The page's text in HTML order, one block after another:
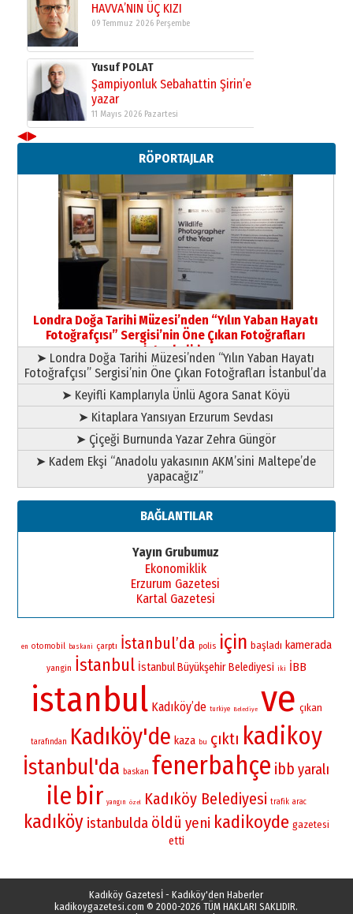
HAVVA’NIN ÜÇ KIZI
09 Temmuz 2026 Perşembe
Yusuf POLAT
Şampiyonluk Sebahattin Şirin’e
yazar
11 Mayıs 2026 Pazartesi
Neşat YALÇIN
Paranın Aile Kültüründeki Yeri
03 Ağustos 2026 Pazartesi
Yıldırım Gündoğdu
HAVVA’NIN ÜÇ KIZI
09 Temmuz 2026 Perşembe
Yusuf POLAT
Şampiyonluk Sebahattin Şirin’e
yazar
11 Mayıs 2026 Pazartesi
◀▶
RÖPORTAJLAR
Londra Doğa Tarihi Müzesi’nden “Yılın Yaban Hayatı
Fotoğrafçısı” Sergisi’nin Öne Çıkan Fotoğrafları
İstanbul’da
➤ Londra Doğa Tarihi Müzesi’nden “Yılın Yaban Hayatı
Fotoğrafçısı” Sergisi’nin Öne Çıkan Fotoğrafları İstanbul’da
➤ Keyifli Kamplarıyla Ünlü Agora Sanat Köyü
➤ Kitaplara Yansıyan Erzurum Sevdası
➤ Çiçeği Burnunda Yazar Zehra Güngör
➤ Kadem Ekşi “Anadolu yakasının AKM’sini Maltepe’de
yapacağız”
BAĞLANTILAR
Yayın Grubumuz
Ekonomiklik
Erzurum Gazetesi
Kartal Gazetesi
en otomobil baskani çarptı İstanbul’da polis için başladı kamerada
yangin İstanbul İstanbul Büyükşehir Belediyesi iki İBB
istanbul Kadıköy’de turkiye Belediye ve çıkan
tarafından Kadıköy'de kaza bu çıktı kadikoy
İstanbul'da baskan fenerbahçe ibb yaralı
ile bir yangın özel Kadıköy Belediyesi trafik arac
kadıköy istanbulda öldü yeni kadikoyde gazetesi
etti
Kadıköy Gazetesİ - Kadıköy'den Haberler
kadikoygazetesi.com © 2000-2026 TÜM HAKLARI SAKLIDIR.